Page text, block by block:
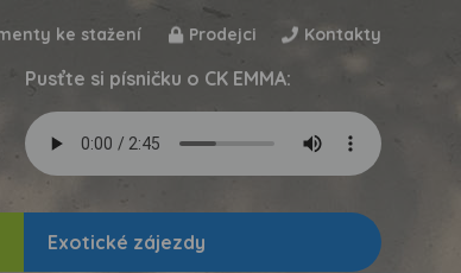
ke stažení Prodejci Kontakty
Pusťte si písničku o CK EMMA:
Exotické zájezdy